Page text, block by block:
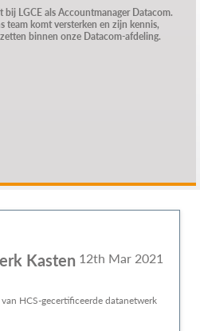
bij LGCE als Accountmanager Datacom.
komt versterken en zijn kennis,
binnen onze Datacom-afdeling.
12th Mar 2021
Kasten
HCS-gecertificeerde datanetwerk